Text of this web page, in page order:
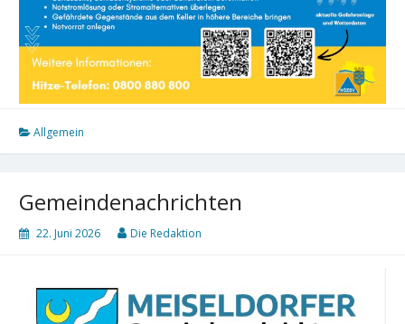
Allgemein
Gemeindenachrichten
22. Juni 2026 Die Redaktion